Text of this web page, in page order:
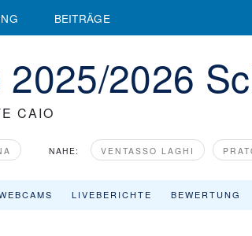
BEITRÄGE
2026
CAIO
NAHE: VENTASSO LAGHI
LIVEBERICHTE BEWERTUNG